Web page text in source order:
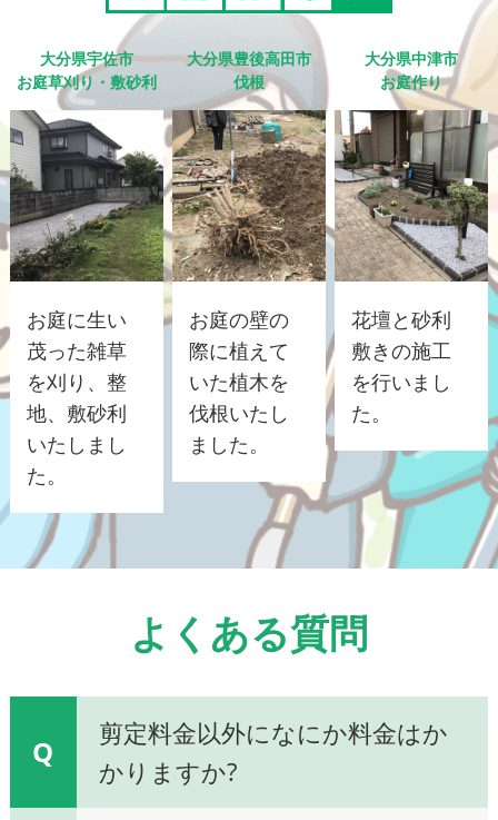
大分県宇佐市
お庭草刈り・敷砂利
お庭に生い
茂った雑草
を刈り、整
地、敷砂利
いたしまし
た。
大分県豊後高田市
伐根
お庭の壁の
際に植えて
いた植木を
伐根いたし
ました。
大分県中津市
お庭作り
花壇と砂利
敷きの施工
を行いまし
た。
よくある質問
Q
剪定料金以外になにか料金はか
かりますか?